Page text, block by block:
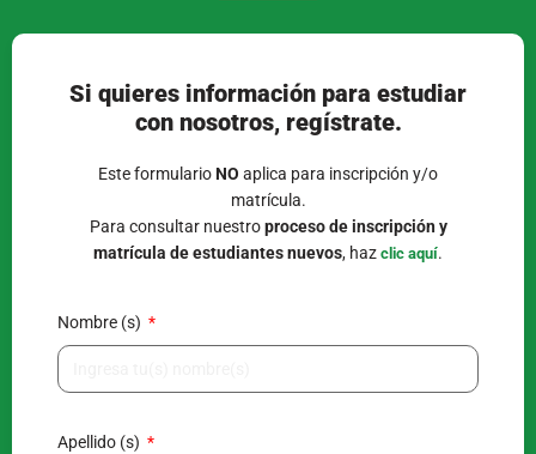
Si quieres información para estudiar
con nosotros, regístrate.
Este formularioNO aplica para inscripción y/o
matrícula.
Para consultar nuestroproceso de inscripción y
matrícula de estudiantes nuevos, haz clic aquí.
Nombre (s)
Apellido (s)